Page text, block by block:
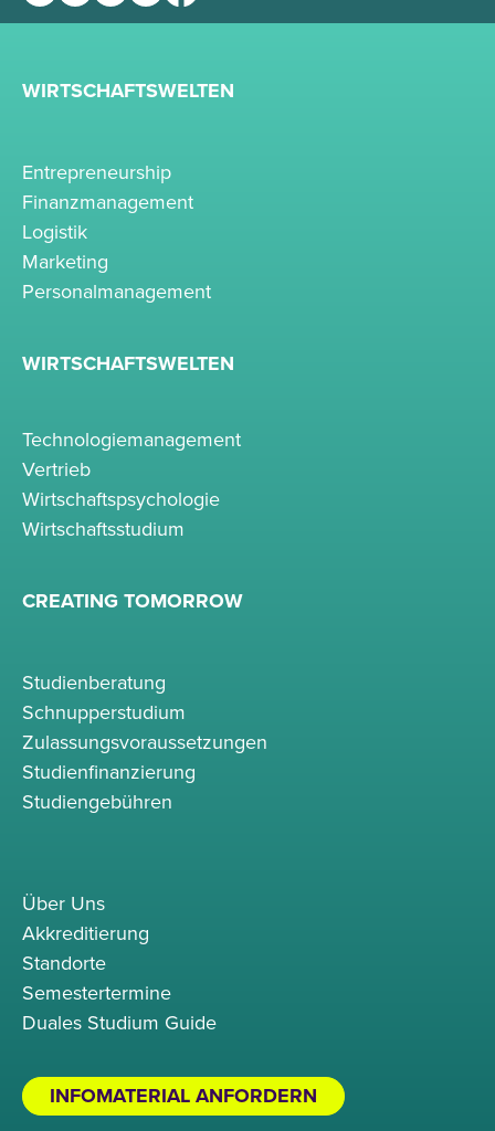
WIRTSCHAFTSWELTEN
Entrepreneurship
Finanzmanagement
Logistik
Marketing
Personalmanagement
WIRTSCHAFTSWELTEN
Technologiemanagement
Vertrieb
Wirtschaftspsychologie
Wirtschaftsstudium
CREATING TOMORROW
Studienberatung
Schnupperstudium
Zulassungsvoraussetzungen
Studienfinanzierung
Studiengebühren
Über Uns
Akkreditierung
Standorte
Semestertermine
Duales Studium Guide
INFOMATERIAL ANFORDERN